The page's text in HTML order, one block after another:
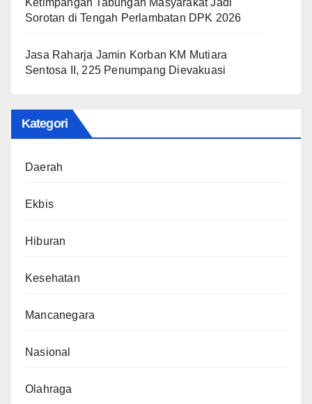
Ketimpangan Tabungan Masyarakat Jadi
Sorotan di Tengah Perlambatan DPK 2026
Jasa Raharja Jamin Korban KM Mutiara
Sentosa II, 225 Penumpang Dievakuasi
Kategori
Daerah
Ekbis
Hiburan
Kesehatan
Mancanegara
Nasional
Olahraga